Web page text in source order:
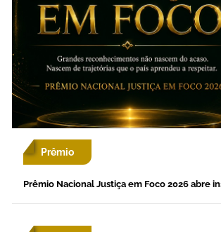
Prêmio
Prêmio Nacional Justiça em Foco 2026 abre